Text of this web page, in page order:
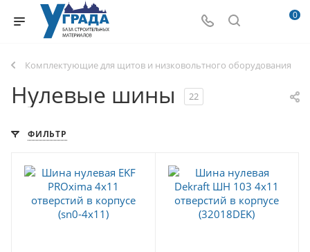
0
Комплектующие для щитов и низковольтного оборудования
Нулевые шины 22
ФИЛЬТР